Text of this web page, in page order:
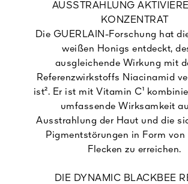
AUSSTRAHLUNG
KONZENTRAT
Die GUERLAIN-Forschung hat
weißen Honigs entdeckt,
ausgleichende Wirkung mit
Referenzwirkstoffs Niacinamid
ist². Er ist mit Vitamin C¹
umfassende Wirksamkeit
Ausstrahlung der Haut und die
Pigmentstörungen in Form von
Flecken zu erreichen.
DIE DYNAMIC BLACKBEE